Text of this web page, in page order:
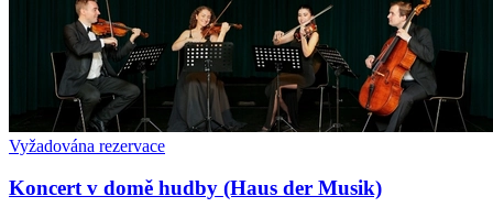
Vyžadována rezervace
Koncert v domě hudby (Haus der Musik)